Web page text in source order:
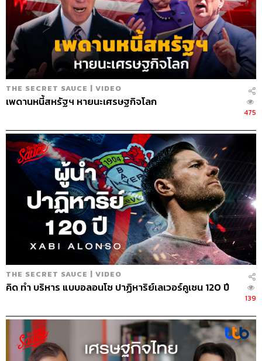
239
ABOUT THE HOST
นครินทร์ วนกิจไพบูลย์
บรรณาธิการบริหาร สำนักข่าว THE
STANDARD วิทยากรด้านสื่อและการทำคอน
เทนต์ออนไลน์
THE SECRET SAUCE | VIDEO
เพดานหนี้สหรัฐฯ หายนะเศรษฐกิจโลก
475
THE SECRET SAUCE | VIDEO
คิด ทำ บริหาร แบบอลอนโซ ปาฏิหาริย์เลเวอร์คูเซน 120 ปี
139